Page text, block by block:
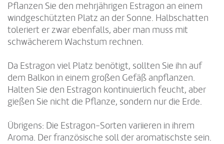
Pflanzen Sie den mehrjährigen Estragon an einem
windgeschützten Platz an der Sonne. Halbschatten
toleriert er zwar ebenfalls, aber man muss mit
schwächerem Wachstum rechnen.
Da Estragon viel Platz benötigt, sollten Sie ihn auf
dem Balkon in einem großen Gefäß anpflanzen.
Halten Sie den Estragon kontinuierlich feucht, aber
gießen Sie nicht die Pflanze, sondern nur die Erde.
Übrigens: Die Estragon-Sorten variieren in ihrem
Aroma. Der französische soll der aromatischste sein.